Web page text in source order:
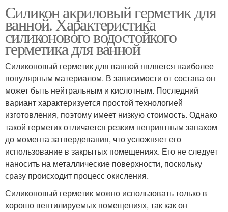
Силикон акриловый герметик для
ванной. Характеристика
силиконового водостойкого
герметика для ванной
Силиконовый герметик для ванной является наиболее
популярным материалом. В зависимости от состава он
может быть нейтральным и кислотным. Последний
вариант характеризуется простой технологией
изготовления, поэтому имеет низкую стоимость. Однако
такой герметик отличается резким неприятным запахом
до момента затвердевания, что усложняет его
использование в закрытых помещениях. Его не следует
наносить на металлические поверхности, поскольку
сразу происходит процесс окисления.
Силиконовый герметик можно использовать только в
хорошо вентилируемых помещениях, так как он